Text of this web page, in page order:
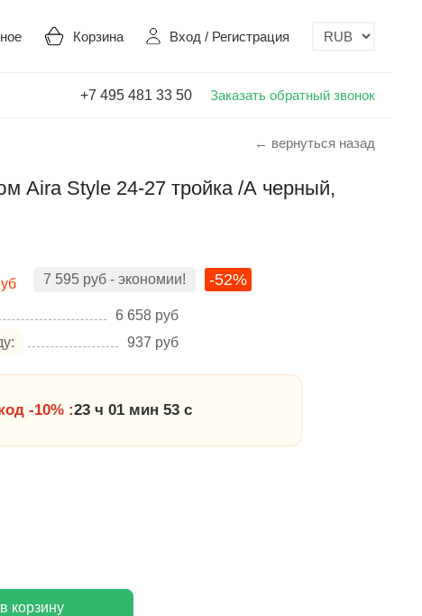
Корзина Вход / Регистрация
+7 495 481 33 50 Заказать обратный звонок
← вернуться назад
Aira Style 24-27 тройка /А черный,
7 595 руб - экономии! -52%
6 658 руб
937 руб
-10% :23 ч 01 мин 52 с
корзину